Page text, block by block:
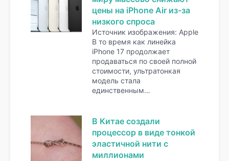
цены на iPhone Air из-за
низкого спроса
Источник изображения: Apple
В то время как линейка
iPhone 17 продолжает
продаваться по своей полной
стоимости, ультратонкая
модель стала
единственным…
В Китае создали
процессор в виде тонкой
эластичной нити с
миллионами